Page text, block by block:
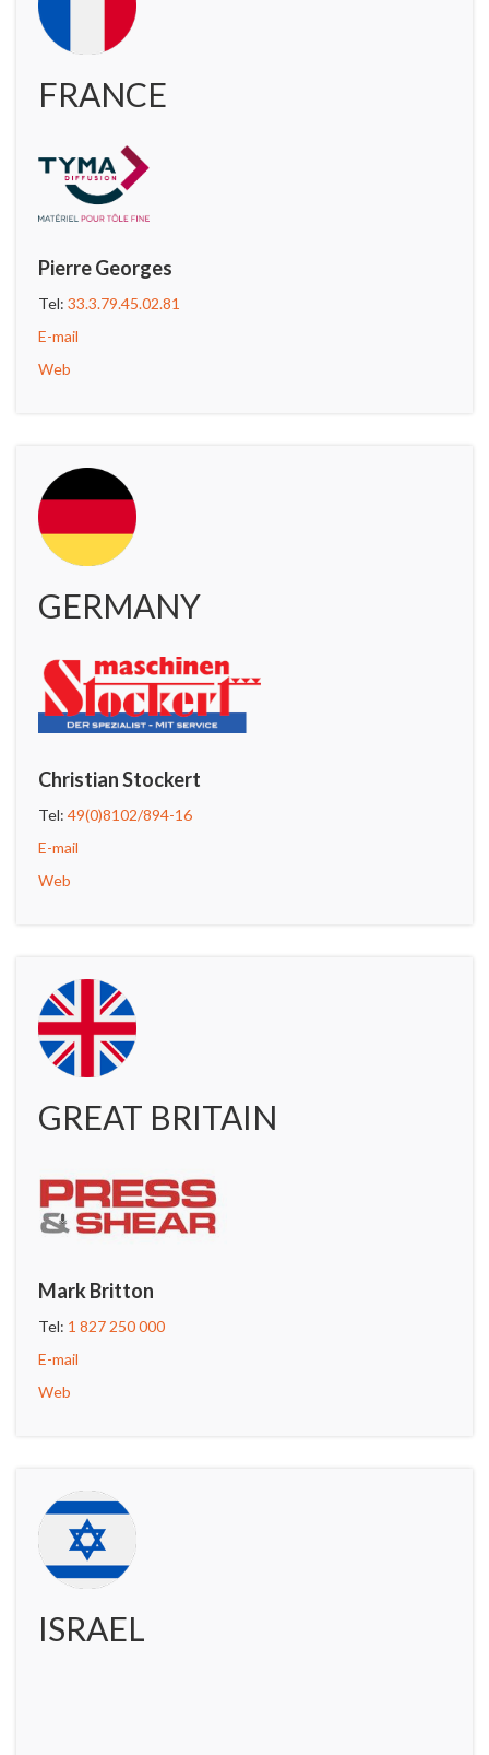
FRANCE
Pierre Georges
Tel: 33.3.79.45.02.81
E-mail
Web
GERMANY
Christian Stockert
Tel: 49(0)8102/894-16
E-mail
Web
GREAT BRITAIN
Mark Britton
Tel: 1 827 250 000
E-mail
Web
ISRAEL